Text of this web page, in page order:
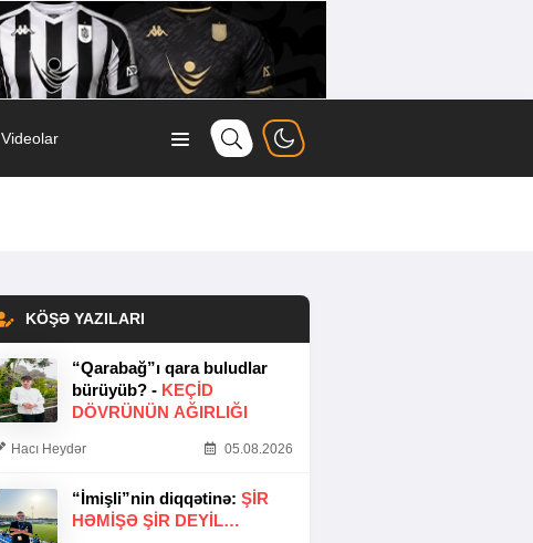
Videolar
KÖŞƏ YAZILARI
“Qarabağ”ı qara buludlar
bürüyüb? - KEÇID
DÖVRÜNÜN AĞIRLIĞI
Hacı Heydər 05.08.2026
“İmişli”nin diqqətinə: ŞIR
HƏMIŞƏ ŞIR DEYIL…